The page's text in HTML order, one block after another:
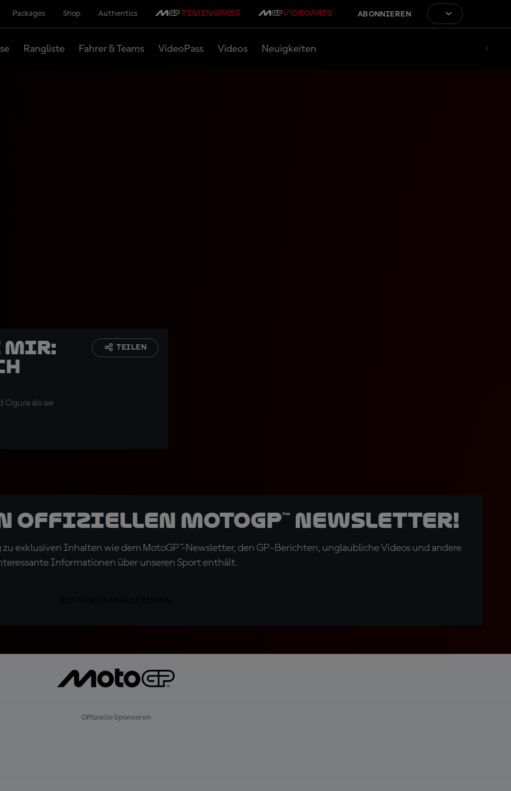
Packages Shop Authentics ABONNIEREN
Rangliste Fahrer & Teams VideoPass Videos Neuigkeiten
mir:
Ogura als sie
TEILEN
offiziellen MotoGP™ Newsletter!
exklusiven Inhalten wie dem MotoGP™-Newsletter, den GP-Berichten, unglaubliche Videos und andere
Informationen über unseren Sport enthält.
Offizielle Sponsoren